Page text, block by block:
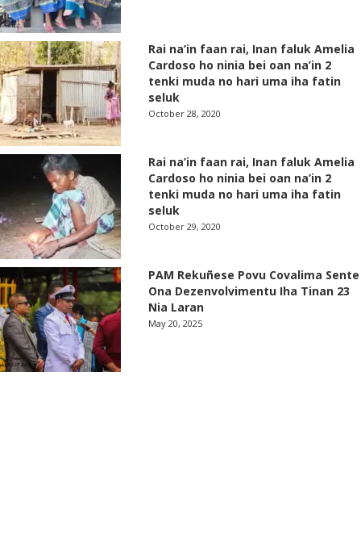
Rai na’in faan rai, Inan faluk Amelia
Cardoso ho ninia bei oan na’in 2
tenki muda no hari uma iha fatin
seluk
October 28, 2020
Rai na’in faan rai, Inan faluk Amelia
Cardoso ho ninia bei oan na’in 2
tenki muda no hari uma iha fatin
seluk
October 29, 2020
PAM Rekuñese Povu Covalima Sente
Ona Dezenvolvimentu Iha Tinan 23
Nia Laran
May 20, 2025